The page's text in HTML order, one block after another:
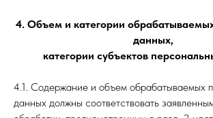
4. Объем и категории
данных,
категории субъектов
4.1. Содержание и объем обрабатываемых
данных должны соответствовать